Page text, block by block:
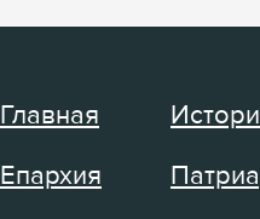
Главная
Епархия